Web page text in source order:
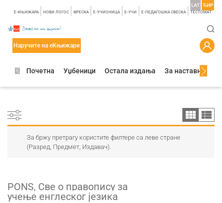
E-КЊИЖАРА НОВИ ЛОГОС ФРЕСКА E-УЧИОНИЦА E-УЧИ Е-ПЕДАГОШКА СВЕСКА TЕСТОМАТ
LAT ЋИР
Наручите на еКњижари
Почетна Уџбеници Остала издања За наставнике
За бржу претрагу користите филтере са леве стране
(Разред, Предмет, Издавач).
PONS, Све о правопису за
учење енглеског језика